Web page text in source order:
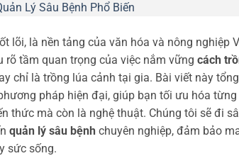
Lý Sâu Bệnh Phổ Biến
lõi, là nền tảng của văn hóa và nông nghiệp
rõ tầm quan trọng của việc nắm vững cách
chỉ là trồng lúa cảnh tại gia. Bài viết này
pháp hiện đại, giúp bạn tối ưu hóa
thức mà còn là nghệ thuật. Chúng tôi sẽ đi
quản lý sâu bệnh chuyên nghiệp, đảm bảo
sức sống.